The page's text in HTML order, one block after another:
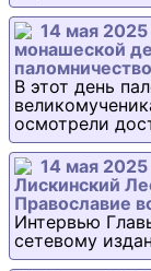
14 мая
монашеской
В этот день
осмотрели
14 мая
Лискинский
Православие
Интервью
сетевому